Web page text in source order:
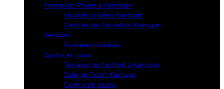
Formation Privée à Kairouan
facultés privées Kairouan
Centres de Formation Kairouan
Services
Panneaux solaires
Sports et Loisir
Terrains de Football à Kairouan
Salle de Sport Kairouan
Centre de loisirs